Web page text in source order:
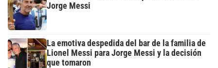
Jorge Messi
La emotiva despedida del bar de la familia de
Lionel Messi para Jorge Messi y la decisión
que tomaron